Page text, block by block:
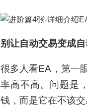
别让自动交易变成
很多人看EA，第一
率高不高。问题是
钱，而是它在不该交